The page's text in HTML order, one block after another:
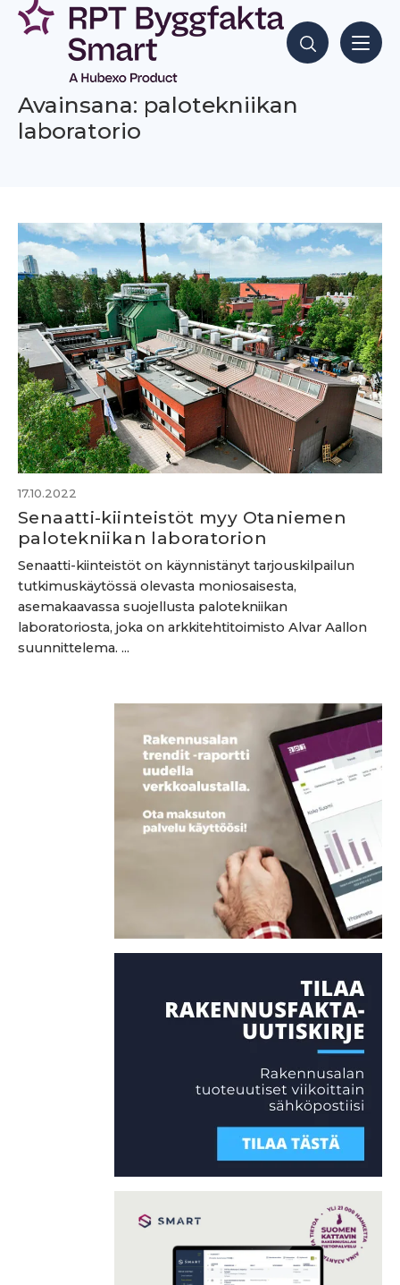
Siirry
sisältöön
Hae sisältöjä
Avainsana: palotekniikan
laboratorio
17.10.2022
Senaatti-kiinteistöt myy Otaniemen
palotekniikan laboratorion
Senaatti-kiinteistöt on käynnistänyt tarjouskilpailun
tutkimuskäytössä olevasta moniosaisesta,
asemakaavassa suojellusta palotekniikan
laboratoriosta, joka on arkkitehtitoimisto Alvar Aallon
suunnittelema. ...